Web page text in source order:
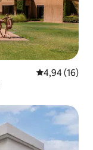
4,94 de uma
4,94 (16)